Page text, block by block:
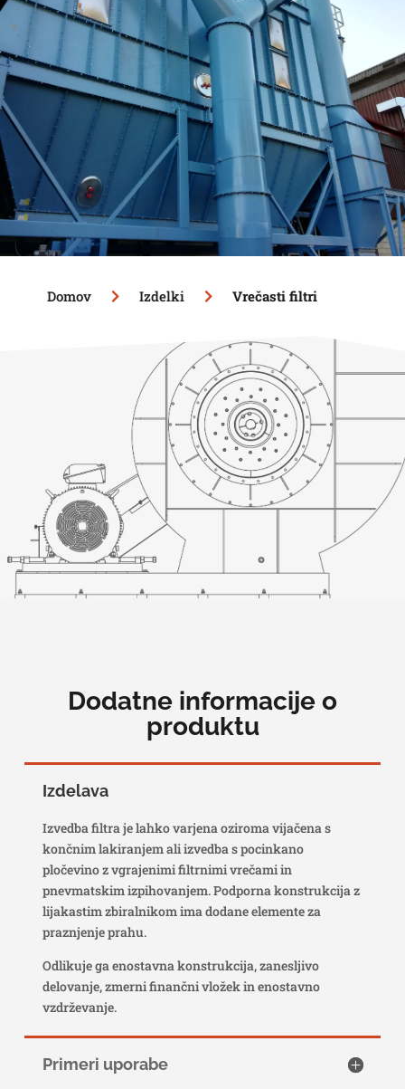
Domov Izdelki Vrečasti filtri
Dodatne informacije o
produktu
Izdelava
Izvedba filtra je lahko varjena oziroma vijačena s
končnim lakiranjem ali izvedba s pocinkano
pločevino z vgrajenimi filtrnimi vrečami in
pnevmatskim izpihovanjem. Podporna konstrukcija z
lijakastim zbiralnikom ima dodane elemente za
praznjenje prahu.
Odlikuje ga enostavna konstrukcija, zanesljivo
delovanje, zmerni finančni vložek in enostavno
vzdrževanje.
Primeri uporabe